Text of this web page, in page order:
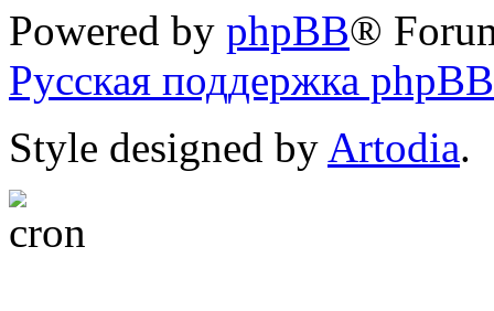
Powered by phpBB®
Русская поддержка phpBB
Style designed by Artodia.